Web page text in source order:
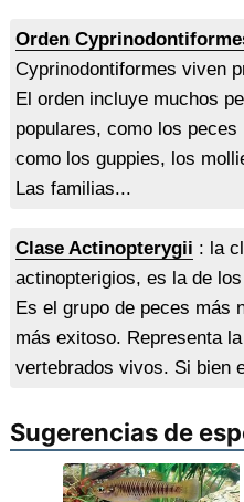
Orden
Cyprinodontiformes viven
El orden incluye muchos
populares, como los
como los guppies, los
Las familias...
Clase Actinopterygii : la
actinopterigios, es la de
Es el grupo de peces más
más exitoso. Representa
vertebrados vivos. Si bien
Sugerencias de